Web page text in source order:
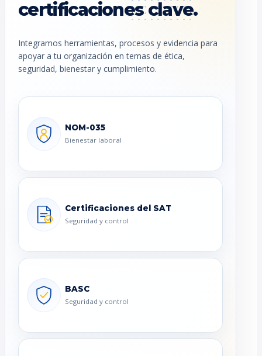
certificaciones clave.
Integramos herramientas, procesos y evidencia para
apoyar a tu organización en temas de ética,
seguridad, bienestar y cumplimiento.
NOM-035
Bienestar laboral
Certificaciones del SAT
Seguridad y control
BASC
Seguridad y control